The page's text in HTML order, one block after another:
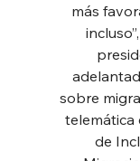
más
sobre
telemática
de